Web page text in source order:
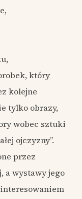
który
kolejne
tylko obrazy,
wobec sztuki
ojczyzny”.
przez
a wystawy jego